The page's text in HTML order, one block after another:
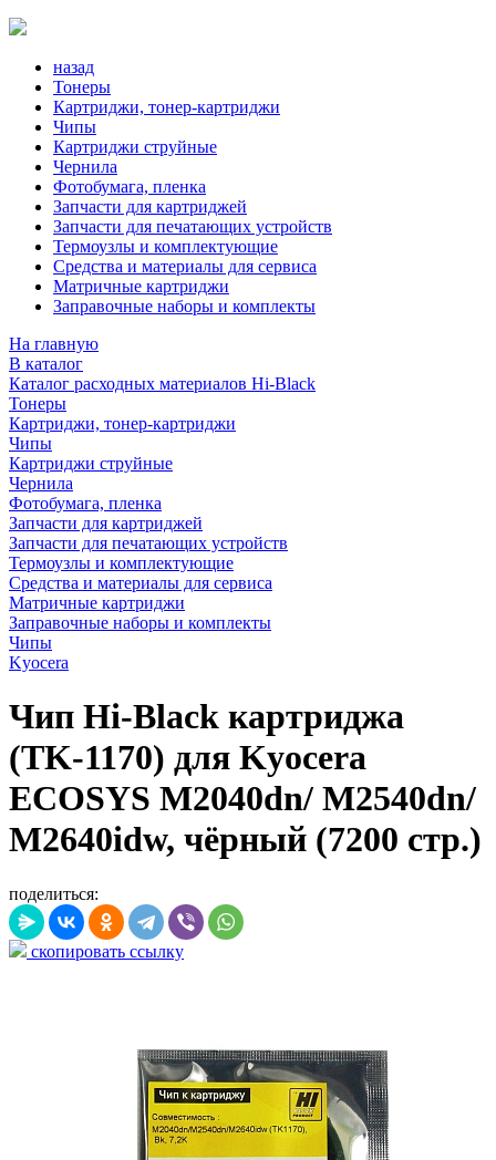
назад
Тонеры
Картриджи, тонер-картриджи
Чипы
Картриджи струйные
Чернила
Фотобумага, пленка
Запчасти для картриджей
Запчасти для печатающих устройств
Термоузлы и комплектующие
Средства и материалы для сервиса
Матричные картриджи
Заправочные наборы и комплекты
На главную
В каталог
Каталог расходных материалов Hi-Black
Тонеры
Картриджи, тонер-картриджи
Чипы
Картриджи струйные
Чернила
Фотобумага, пленка
Запчасти для картриджей
Запчасти для печатающих устройств
Термоузлы и комплектующие
Средства и материалы для сервиса
Матричные картриджи
Заправочные наборы и комплекты
Чипы
Kyocera
Чип Hi-Black картриджа
(TK-1170) для Kyocera
ECOSYS M2040dn/ M2540dn/
M2640idw, чёрный (7200 стр.)
поделиться:
скопировать ссылку